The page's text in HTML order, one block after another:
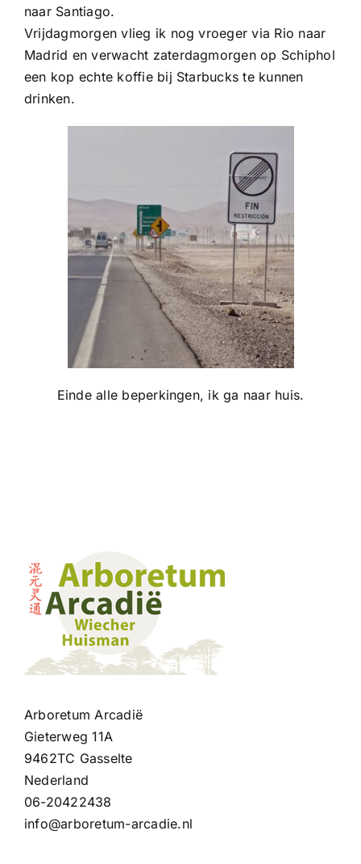
naar Santiago.
Vrijdagmorgen vlieg ik nog vroeger via Rio naar
Madrid en verwacht zaterdagmorgen op Schiphol
een kop echte koffie bij Starbucks te kunnen
drinken.
Einde alle beperkingen, ik ga naar huis.
Arboretum Arcadië
Gieterweg 11A
9462TC Gasselte
Nederland
06-20422438
info@arboretum-arcadie.nl